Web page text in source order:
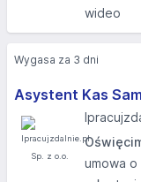
wideo
Asystent Kas
umowa o
Wygasa za 3 dni